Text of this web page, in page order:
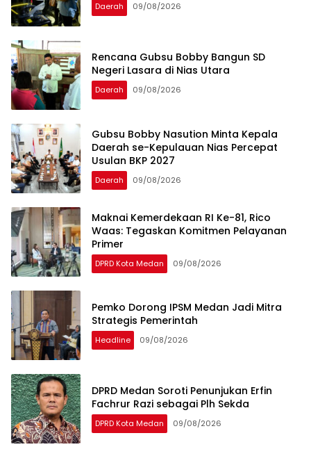
Daerah 09/08/2026
Rencana Gubsu Bobby Bangun SD
Negeri Lasara di Nias Utara
Daerah 09/08/2026
Gubsu Bobby Nasution Minta Kepala
Daerah se-Kepulauan Nias Percepat
Usulan BKP 2027
Daerah 09/08/2026
Maknai Kemerdekaan RI Ke-81, Rico
Waas: Tegaskan Komitmen Pelayanan
Primer
DPRD Kota Medan 09/08/2026
Pemko Dorong IPSM Medan Jadi Mitra
Strategis Pemerintah
Headline 09/08/2026
DPRD Medan Soroti Penunjukan Erfin
Fachrur Razi sebagai Plh Sekda
DPRD Kota Medan 09/08/2026